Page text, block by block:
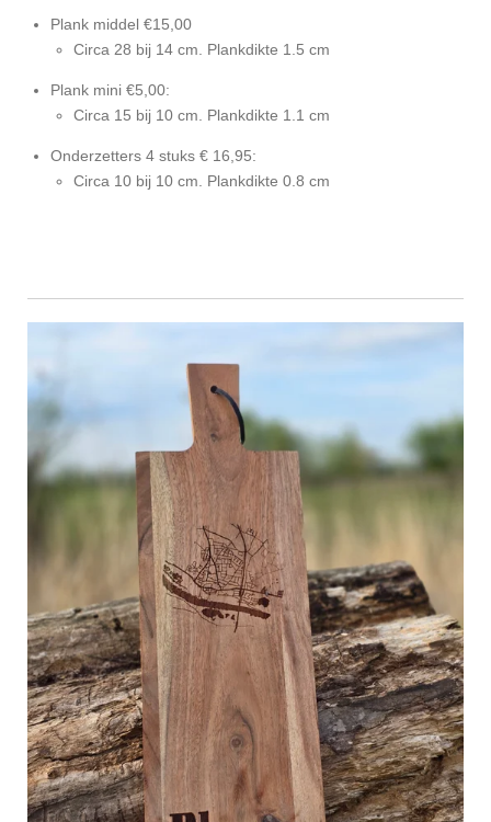
Plank middel €15,00
Circa 28 bij 14 cm. Plankdikte 1.5 cm
Plank mini €5,00:
Circa 15 bij 10 cm. Plankdikte 1.1 cm
Onderzetters 4 stuks € 16,95:
Circa 10 bij 10 cm. Plankdikte 0.8 cm